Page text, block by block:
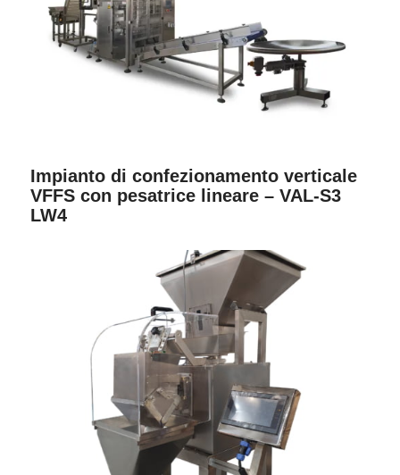
Impianto di confezionamento verticale
VFFS con pesatrice lineare – VAL-S3
LW4